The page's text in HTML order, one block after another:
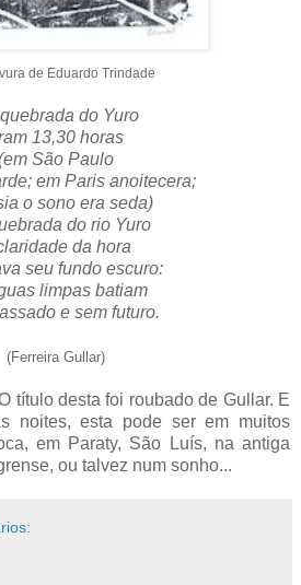
de Eduardo Trindade
do Yuro
13,30 horas
São Paulo
em Paris anoitecera;
o sono era seda)
do rio Yuro
da hora
seu fundo escuro:
limpas batiam
e sem futuro.
(Ferreira Gullar)
título desta foi roubado de Gullar. E
noites, esta pode ser em muitos
em Paraty, São Luís, na antiga
ou talvez num sonho...